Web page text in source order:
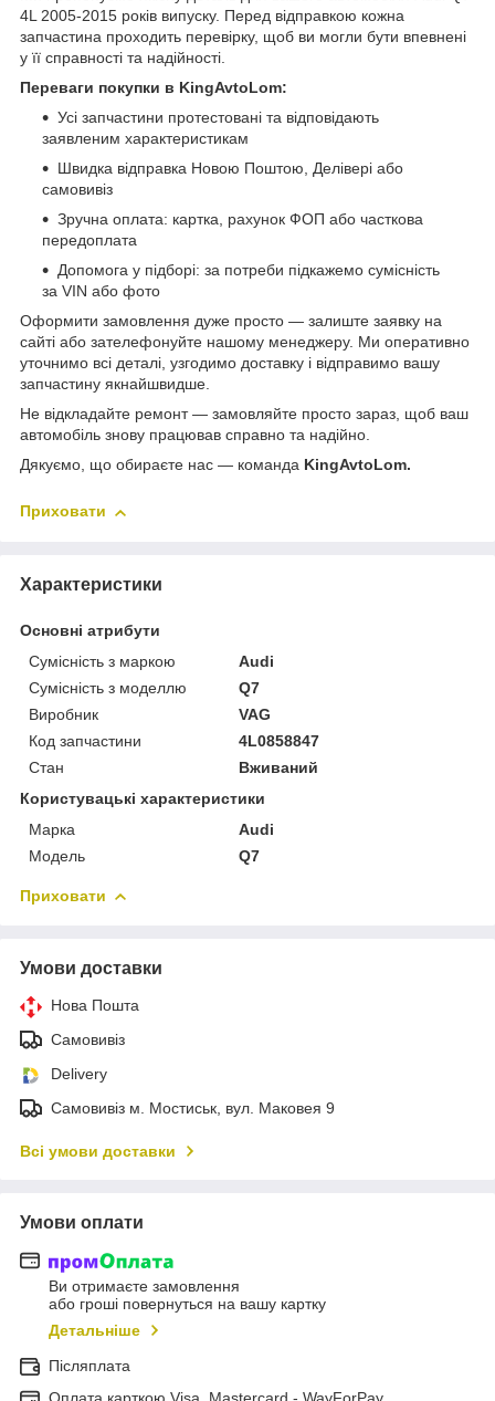
4L 2005-2015 років випуску. Перед відправкою кожна
запчастина проходить перевірку, щоб ви могли бути впевнені
у її справності та надійності.
Переваги покупки в KingAvtoLom:
Усі запчастини протестовані та відповідають
заявленим характеристикам
Швидка відправка Новою Поштою, Делівері або
самовивіз
Зручна оплата: картка, рахунок ФОП або часткова
передоплата
Допомога у підборі: за потреби підкажемо сумісність
за VIN або фото
Оформити замовлення дуже просто — залиште заявку на
сайті або зателефонуйте нашому менеджеру. Ми оперативно
уточнимо всі деталі, узгодимо доставку і відправимо вашу
запчастину якнайшвидше.
Не відкладайте ремонт — замовляйте просто зараз, щоб ваш
автомобіль знову працював справно та надійно.
Дякуємо, що обираєте нас — команда KingAvtoLom.
Приховати
Характеристики
Основні атрибути
Сумісність з маркою
Audi
Сумісність з моделлю
Q7
Виробник
VAG
Код запчастини
4L0858847
Стан
Вживаний
Користувацькі характеристики
Марка
Audi
Модель
Q7
Приховати
Умови доставки
Нова Пошта
Самовивіз
Delivery
Самовивіз м. Мостиськ, вул. Маковея 9
Всі умови доставки
Умови оплати
Ви отримаєте замовлення
або гроші повернуться на вашу картку
Детальніше
Післяплата